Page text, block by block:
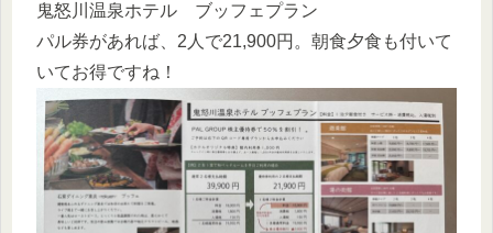
鬼怒川温泉ホテル ブッフェプラン
パル券があれば、2人で21,900円。朝食夕食も付いて
いてお得ですね！